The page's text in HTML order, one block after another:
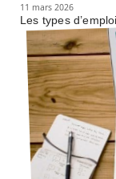
11 mars 2026
Les types